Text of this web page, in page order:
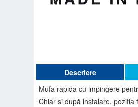
Descriere
Mufa rapida cu impingere
Chiar si după instalare,